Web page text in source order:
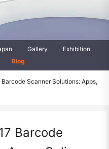
Gallery
Exhibition
Blog
Scanner Solutions: Apps,
Barcode